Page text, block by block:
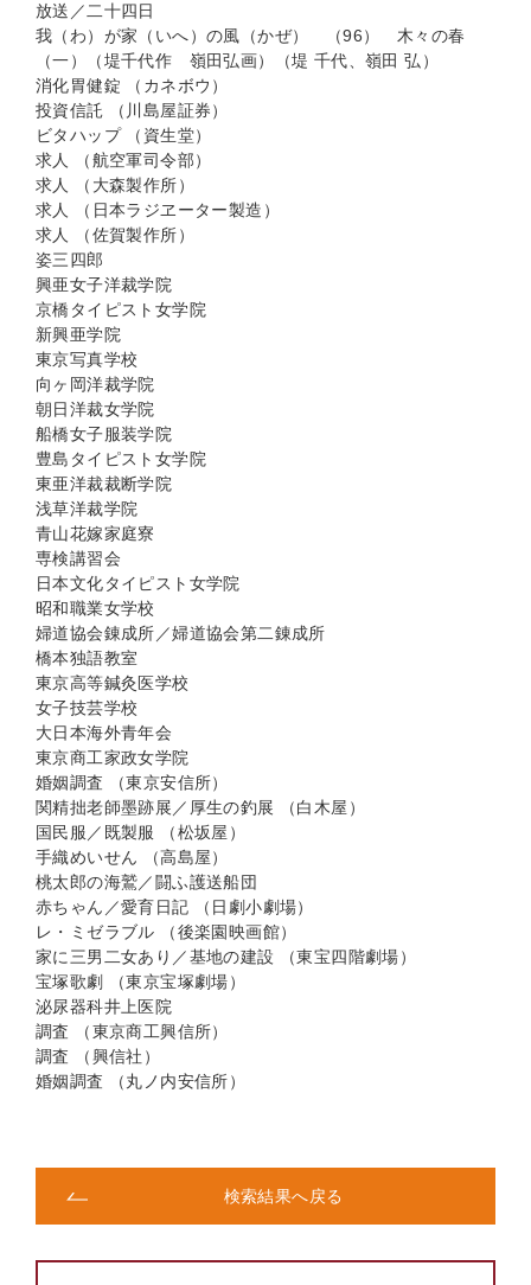
放送／二十四日
我（わ）が家（いへ）の風（かぜ） （96） 木々の春
（一）（堤千代作 嶺田弘画）（堤 千代、嶺田 弘）
消化胃健錠 （カネボウ）
投資信託 （川島屋証券）
ビタハップ （資生堂）
求人 （航空軍司令部）
求人 （大森製作所）
求人 （日本ラジヱーター製造）
求人 （佐賀製作所）
姿三四郎
興亜女子洋裁学院
京橋タイピスト女学院
新興亜学院
東京写真学校
向ヶ岡洋裁学院
朝日洋裁女学院
船橋女子服装学院
豊島タイピスト女学院
東亜洋裁裁断学院
浅草洋裁学院
青山花嫁家庭寮
専検講習会
日本文化タイピスト女学院
昭和職業女学校
婦道協会錬成所／婦道協会第二錬成所
橋本独語教室
東京高等鍼灸医学校
女子技芸学校
大日本海外青年会
東京商工家政女学院
婚姻調査 （東京安信所）
関精拙老師墨跡展／厚生の釣展 （白木屋）
国民服／既製服 （松坂屋）
手織めいせん （高島屋）
桃太郎の海鷲／闘ふ護送船団
赤ちゃん／愛育日記 （日劇小劇場）
レ・ミゼラブル （後楽園映画館）
家に三男二女あり／基地の建設 （東宝四階劇場）
宝塚歌劇 （東京宝塚劇場）
泌尿器科井上医院
調査 （東京商工興信所）
調査 （興信社）
婚姻調査 （丸ノ内安信所）
検索結果へ戻る